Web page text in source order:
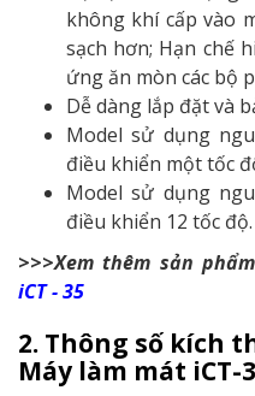
không khí cấp vào
sạch hơn; Hạn chế
ứng ăn mòn các bộ
Dễ dàng lắp đặt và
Model sử dụng
điều khiển một tốc
Model sử dụng
điều khiển 12 tốc độ.
>>>Xem thêm sản phẩm
iCT - 35
2. Thông số kích
Máy làm mát iCT-